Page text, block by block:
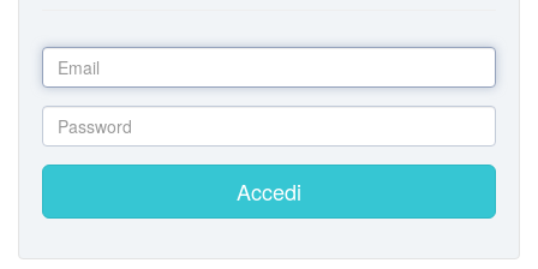
Accedi